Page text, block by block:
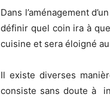
Dans l’aménagement
définir quel coin ira à
cuisine et sera éloigné
Il existe diverses
consiste sans doute à